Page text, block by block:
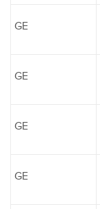
GE
GE
GE
GE